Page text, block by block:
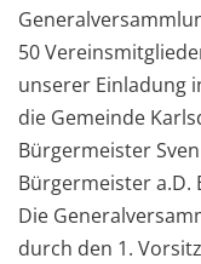
50
unserer Einladung
die Gemeinde
Bürgermeister
Bürgermeister a.D.
Die
durch den 1.